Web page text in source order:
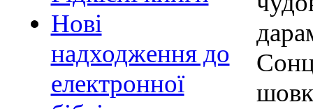
Нові
надходження до
електронної